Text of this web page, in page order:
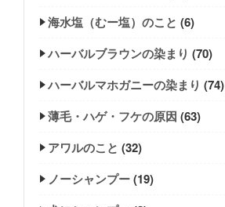
海水塩（むー塩）のこと (6)
ハーバルブラウンの染まり (70)
ハーバルマホガニーの染まり (74)
薄毛・ハゲ・フケの原因 (63)
アワルのこと (32)
ノーシャンプー(19)